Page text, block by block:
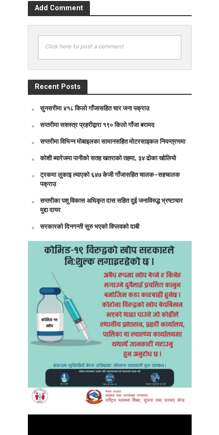
Add Comment
Click here to post a comment
Recent Posts
सुनसरीमा ४१८ किलो गाँजासहित चार जना पक्राउ
सप्तरीमा सशस्त्र प्रहरीद्वारा १९० किलो गाँजा बरामद
सप्तरीमा विभिन्न मोबाइलका सामानसहित मोटरसाइकल नियन्त्रणमा
कोशी ब्यारेजमा पानीको सतह खतराको तहमा, ३४ ढोका खोलियो
ट्रकमा लुकाइ ल्याएको ६४७ केजी गाँजासहित चालक–सहचालक
पक्राउ
सप्तरीका पशु विकास अधिकृत दास सहित दुई जनाविरुद्ध भ्रष्टाचार
मुद्दा दायर
सरकारको दिनगन्ती सुरु भएको विप्लवको दाबी